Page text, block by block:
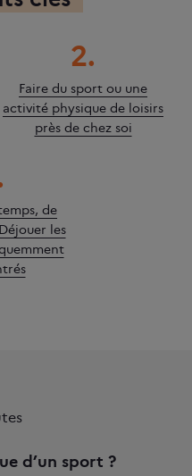
2.
Faire du sport ou une
activité physique de loisirs
près de chez soi
de
les
d’un sport ?